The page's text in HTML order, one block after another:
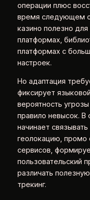
операции плюс
время следующем
казино полезно
платформах,
платформах с
настроек.
Но адаптация
фиксирует
вероятность
правило невысок. В
начинает
геолокацию, промо
сервисов,
пользовательский
различать
трекинг.